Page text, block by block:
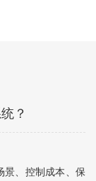
？
景、控制成本、保